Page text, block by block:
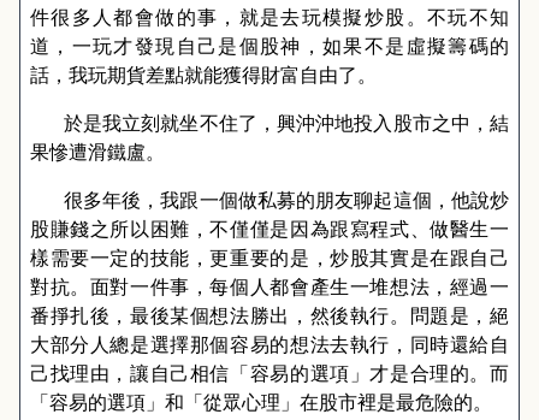
件很多人都會做的事，就是去玩模擬炒股。不玩不知
道，一玩才發現自己是個股神，如果不是虛擬籌碼的
話，我玩期貨差點就能獲得財富自由了。
於是我立刻就坐不住了，興沖沖地投入股市之中，結
果慘遭滑鐵盧。
很多年後，我跟一個做私募的朋友聊起這個，他說炒
股賺錢之所以困難，不僅僅是因為跟寫程式、做醫生一
樣需要一定的技能，更重要的是，炒股其實是在跟自己
對抗。面對一件事，每個人都會產生一堆想法，經過一
番掙扎後，最後某個想法勝出，然後執行。問題是，絕
大部分人總是選擇那個容易的想法去執行，同時還給自
己找理由，讓自己相信「容易的選項」才是合理的。而
「容易的選項」和「從眾心理」在股市裡是最危險的。